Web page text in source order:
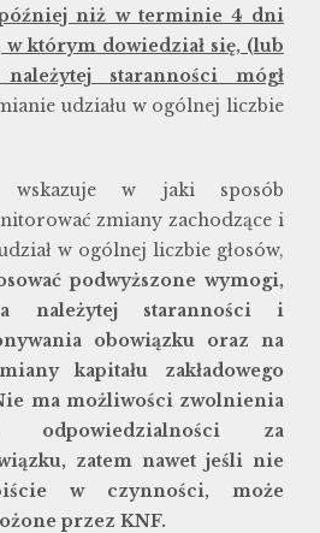
niż w terminie 4 dni
którym dowiedział się, (lub
staranności mógł
udziału w ogólnej liczbie
wskazuje w jaki sposób
zmiany zachodzące i
w ogólnej liczbie głosów,
podwyższone wymogi,
należytej staranności i
obowiązku oraz na
kapitału zakładowego
ma możliwości zwolnienia
odpowiedzialności za
zatem nawet jeśli nie
w czynności, może
przez KNF.